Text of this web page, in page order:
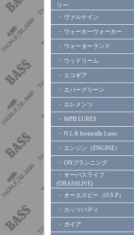
リー
・ ヴァルケイン
・ ウォーカーウォーカー
・ ウォーターランド
・ ウッドリーム
・ エコギア
・ エバーグリーン
・ エレメンツ
・ MPB LURES
・ N.L.R Invincidle Lures
・ エンジン（ENGINE）
・ ONプランニング
・ オーバスライブ
(OBASSLIVE)
・ オーエスピー（O.S.P）
・ カッツバディ
・ ガイア